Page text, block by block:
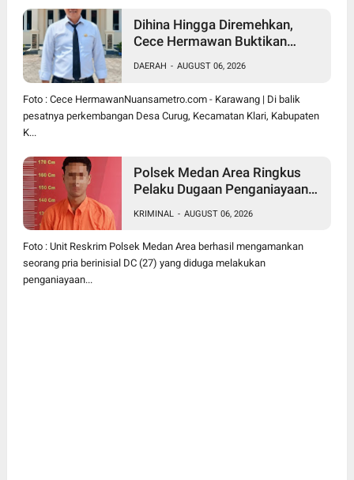
Dihina Hingga Diremehkan,
Cece Hermawan Buktikan
Bangun Desa Curug
DAERAH - AUGUST 06, 2026
Foto : Cece HermawanNuansametro.com - Karawang | Di balik
pesatnya perkembangan Desa Curug, Kecamatan Klari, Kabupaten
K...
Polsek Medan Area Ringkus
Pelaku Dugaan Penganiayaan
Denai, Korban Alami Luka
Memar
KRIMINAL - AUGUST 06, 2026
Foto : Unit Reskrim Polsek Medan Area berhasil mengamankan
seorang pria berinisial DC (27) yang diduga melakukan
penganiayaan...